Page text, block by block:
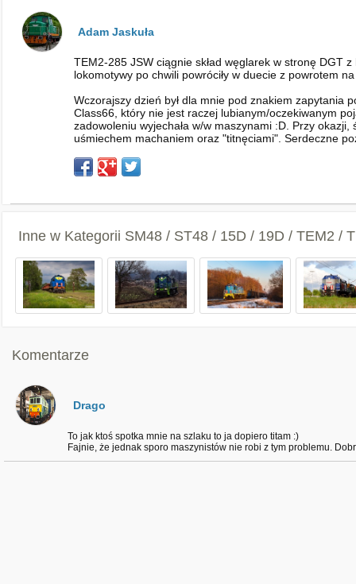
Adam Jaskuła
TEM2-285 JSW ciągnie skład węglarek w stronę DGT
lokomotywy po chwili powróciły w duecie z powrotem
Wczorajszy dzień był dla mnie pod znakiem zapytania
Class66, który nie jest raczej lubianym/oczekiwanym
zadowoleniu wyjechała w/w maszynami :D. Przy
uśmiechem machaniem oraz "titnęciami". Serdeczne
Inne w Kategorii SM48 / ST48 / 15D / 19D / TEM2 /
Komentarze
Drago
To jak ktoś spotka mnie na szlaku to ja dopiero titam :)
Fajnie, że jednak sporo maszynistów nie robi z tym problemu.